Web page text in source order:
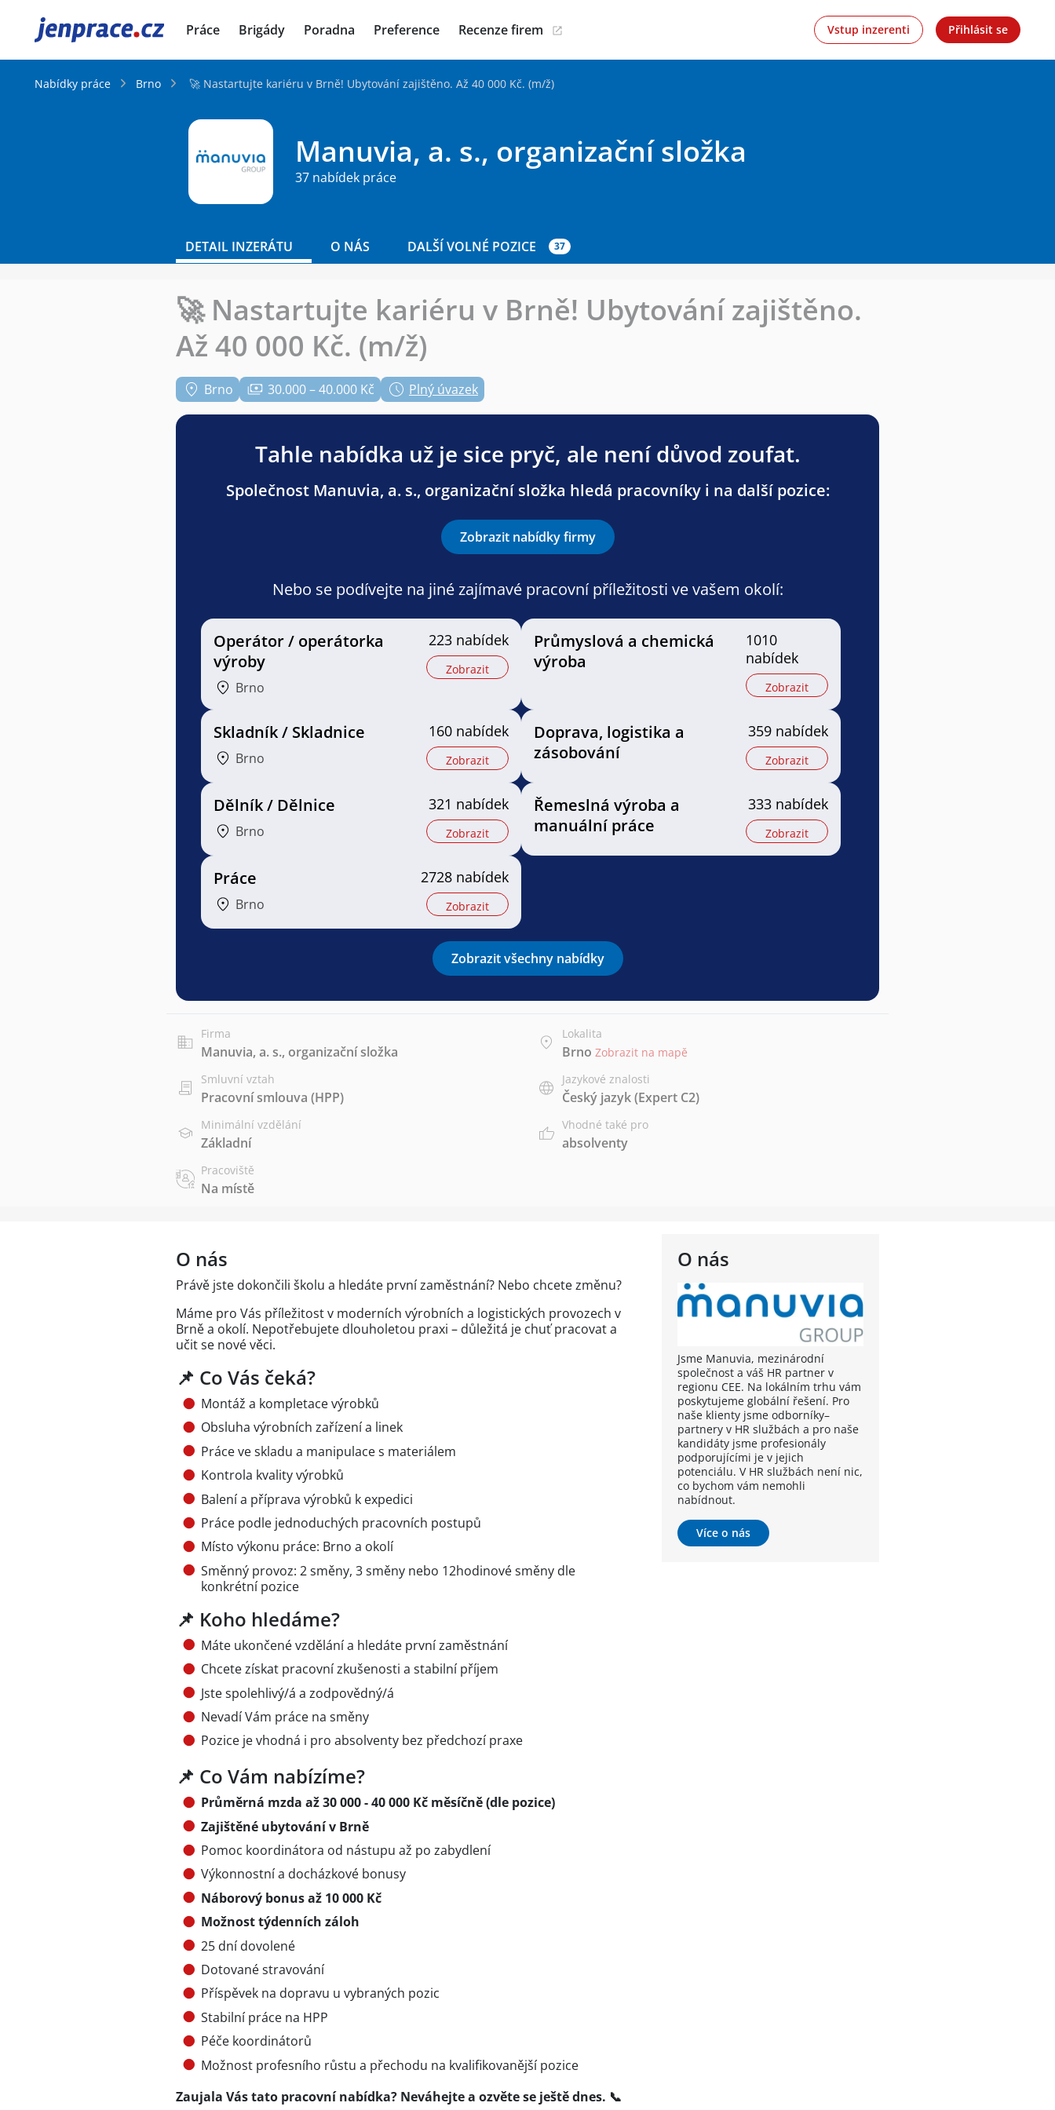
JenPráce.cz Práce Brigády Poradna Preference Recenze firem Vstup inzerenti Přihlásit se
Nabídky práce Brno 🚀 Nastartujte kariéru v Brně! Ubytování zajištěno. Až 40 000 Kč. (m/ž)
Manuvia, a. s., organizační složka
37 nabídek práce
DETAIL INZERÁTU O NÁS DALŠÍ VOLNÉ POZICE 37
🚀 Nastartujte kariéru v Brně! Ubytování zajištěno.
Až 40 000 Kč. (m/ž)
Brno 30.000 – 40.000 Kč Plný úvazek
Tahle nabídka už je sice pryč, ale není důvod zoufat.
Společnost Manuvia, a. s., organizační složka hledá pracovníky i na další pozice:
Zobrazit nabídky firmy
Nebo se podívejte na jiné zajímavé pracovní příležitosti ve vašem okolí:
Operátor / operátorka
výroby
Brno
223 nabídek
Zobrazit
Průmyslová a chemická
výroba
1010
nabídek
Zobrazit
Skladník / Skladnice
Brno
160 nabídek
Zobrazit
Doprava, logistika a
zásobování
359 nabídek
Zobrazit
Dělník / Dělnice
Brno
321 nabídek
Zobrazit
Řemeslná výroba a
manuální práce
333 nabídek
Zobrazit
Práce
Brno
2728 nabídek
Zobrazit
Zobrazit všechny nabídky
Firma
Manuvia, a. s., organizační složka
Lokalita
Brno Zobrazit na mapě
Smluvní vztah
Pracovní smlouva (HPP)
Jazykové znalosti
Český jazyk(Expert C2)
Minimální vzdělání
Základní
Vhodné také pro
absolventy
Pracoviště
Na místě
O nás
Jsme Manuvia, mezinárodní
společnost a váš HR partner v
regionu CEE. Na lokálním trhu vám
poskytujeme globální řešení. Pro
naše klienty jsme odborníky–
partnery v HR službách a pro naše
kandidáty jsme profesionály
podporujícími je v jejich
potenciálu. V HR službách není nic,
co bychom vám nemohli
nabídnout.
Více o nás
O nás
Právě jste dokončili školu a hledáte první zaměstnání? Nebo chcete změnu?
Máme pro Vás příležitost v moderních výrobních a logistických provozech v
Brně a okolí. Nepotřebujete dlouholetou praxi – důležitá je chuť pracovat a
učit se nové věci.
📌 Co Vás čeká?
Montáž a kompletace výrobků
Obsluha výrobních zařízení a linek
Práce ve skladu a manipulace s materiálem
Kontrola kvality výrobků
Balení a příprava výrobků k expedici
Práce podle jednoduchých pracovních postupů
Místo výkonu práce: Brno a okolí
Směnný provoz: 2 směny, 3 směny nebo 12hodinové směny dle
konkrétní pozice
📌 Koho hledáme?
Máte ukončené vzdělání a hledáte první zaměstnání
Chcete získat pracovní zkušenosti a stabilní příjem
Jste spolehlivý/á a zodpovědný/á
Nevadí Vám práce na směny
Pozice je vhodná i pro absolventy bez předchozí praxe
📌 Co Vám nabízíme?
Průměrná mzda až 30 000 - 40 000 Kč měsíčně (dle pozice)
Zajištěné ubytování v Brně
Pomoc koordinátora od nástupu až po zabydlení
Výkonnostní a docházkové bonusy
Náborový bonus až 10 000 Kč
Možnost týdenních záloh
25 dní dovolené
Dotované stravování
Příspěvek na dopravu u vybraných pozic
Stabilní práce na HPP
Péče koordinátorů
Možnost profesního růstu a přechodu na kvalifikovanější pozice
Zaujala Vás tato pracovní nabídka? Neváhejte a ozvěte se ještě dnes. 📞